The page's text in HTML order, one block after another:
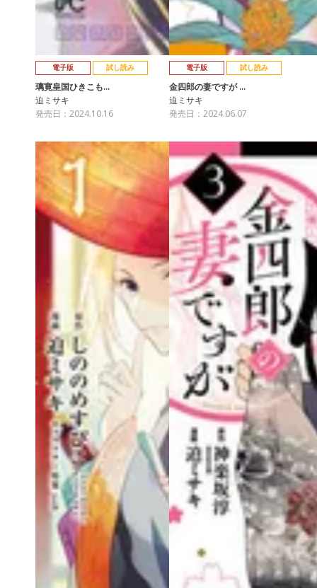
電子版 試し読み
璃寛皇国ひきこも…
迫ミサキ
発売日：2024.10.16
電子版 試し読み
金四郎の妻ですが …
迫ミサキ
発売日：2024.06.07